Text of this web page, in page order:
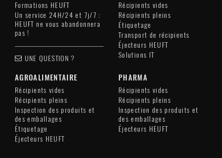
Formations HEUFT
Un service 24H/24 et 7j/7 :
HEUFT ne vous abandonnera
pas !
UNE QUESTION ?
Récipients vides
Récipients pleins
Étiquetage
Transport de récipients
Éjecteurs HEUFT
Solutions IT
AGROALIMENTAIRE
Récipients vides
Récipients pleins
Inspection des produits et
des emballages
Étiquetage
Éjecteurs HEUFT
PHARMA
Récipients vides
Récipients pleins
Inspection des produits et
des emballages
Éjecteurs HEUFT